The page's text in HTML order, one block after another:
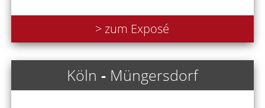
> zum Exposé
Köln - Müngersdorf